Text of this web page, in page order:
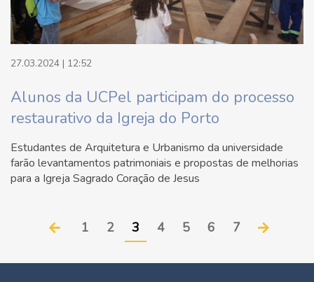
27.03.2024 | 12:52
Alunos da UCPel participam do processo
restaurativo da Igreja do Porto
Estudantes de Arquitetura e Urbanismo da universidade
farão levantamentos patrimoniais e propostas de melhorias
para a Igreja Sagrado Coração de Jesus
1 2 3 4 5 6 7